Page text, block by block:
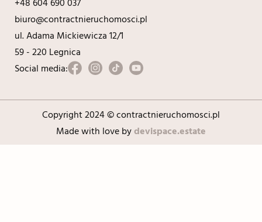
biuro@contractnieruchomosci.pl
ul. Adama Mickiewicza 12/1
59 - 220 Legnica
Social media:
Copyright 2024 © contractnieruchomosci.pl
Made with love bydevispace.estate